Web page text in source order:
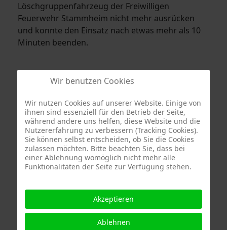
Löschgruppenfahrzeug der Freiwilligen
Feuerwehr Stammheim nicht mehr ausrücken
und konnte den Einsatz nach etwas mehr als 10
Minuten beenden.
Wir benutzen Cookies
Wir nutzen Cookies auf unserer Website. Einige von
ihnen sind essenziell für den Betrieb der Seite,
während andere uns helfen, diese Website und die
Nutzererfahrung zu verbessern (Tracking Cookies).
Sie können selbst entscheiden, ob Sie die Cookies
zulassen möchten. Bitte beachten Sie, dass bei
einer Ablehnung womöglich nicht mehr alle
Funktionalitäten der Seite zur Verfügung stehen.
Akzeptieren
Ablehnen